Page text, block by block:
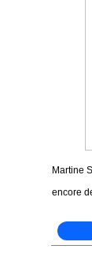
Martine
encore